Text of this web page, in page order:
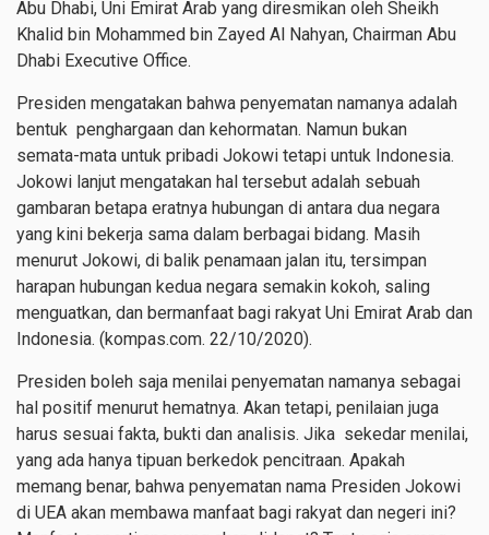
Abu Dhabi, Uni Emirat Arab yang diresmikan oleh Sheikh
Khalid bin Mohammed bin Zayed Al Nahyan, Chairman Abu
Dhabi Executive Office.
Presiden mengatakan bahwa penyematan namanya adalah
bentuk penghargaan dan kehormatan. Namun bukan
semata-mata untuk pribadi Jokowi tetapi untuk Indonesia.
Jokowi lanjut mengatakan hal tersebut adalah sebuah
gambaran betapa eratnya hubungan di antara dua negara
yang kini bekerja sama dalam berbagai bidang. Masih
menurut Jokowi, di balik penamaan jalan itu, tersimpan
harapan hubungan kedua negara semakin kokoh, saling
menguatkan, dan bermanfaat bagi rakyat Uni Emirat Arab dan
Indonesia. (kompas.com. 22/10/2020).
Presiden boleh saja menilai penyematan namanya sebagai
hal positif menurut hematnya. Akan tetapi, penilaian juga
harus sesuai fakta, bukti dan analisis. Jika sekedar menilai,
yang ada hanya tipuan berkedok pencitraan. Apakah
memang benar, bahwa penyematan nama Presiden Jokowi
di UEA akan membawa manfaat bagi rakyat dan negeri ini?